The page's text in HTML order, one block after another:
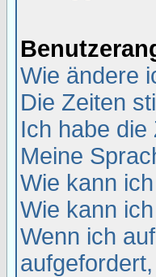
Wie ändere
Die Zeiten
Ich habe
Meine
Wie kann
Wie kann
Wenn ich